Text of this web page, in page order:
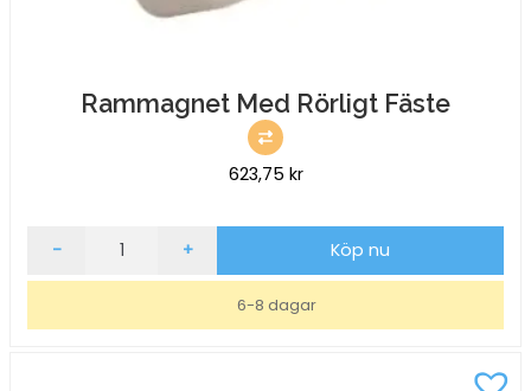
Rammagnet Med Rörligt Fäste
623,75 kr
Rammagnet
- + Köp nu
6-8 dagar